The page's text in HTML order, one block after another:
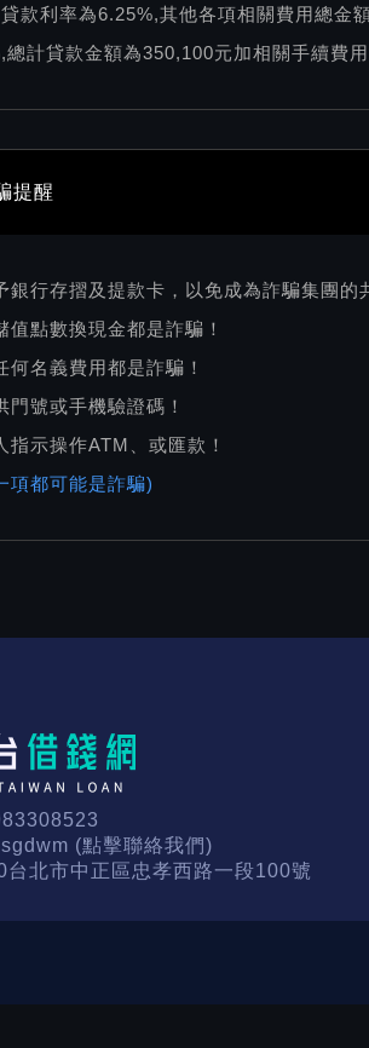
款利率為6.25%,其他各項相關費用總金
計貸款金額為350,100元加相關手續費
提醒
銀行存摺及提款卡，以免成為詐騙集團的
值點數換現金都是詐騙！
何名義費用都是詐騙！
門號或手機驗證碼！
指示操作ATM、或匯款！
項都可能是詐騙)
(點擊聯絡我們)
台北市中正區忠孝西路一段100號